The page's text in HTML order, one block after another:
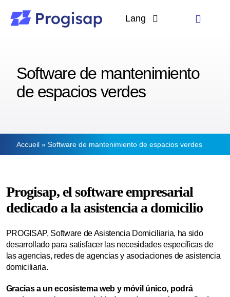
contenu
Toggle
A propos
Lang
Software de mantenimiento
de espacios verdes
Accueil» Software de mantenimiento de espacios verdes
Progisap, el software empresarial
dedicado a la asistencia a domicilio
PROGISAP, Software de Asistencia Domiciliaria, ha sido
desarrollado para satisfacer las necesidades específicas de
las agencias, redes de agencias y asociaciones de asistencia
domiciliaria.
Gracias a un ecosistema web y móvil único, podrá